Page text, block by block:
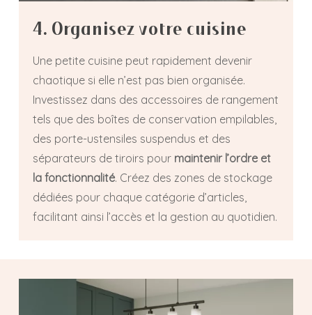
4. Organisez votre cuisine
Une petite cuisine peut rapidement devenir
chaotique si elle n’est pas bien organisée.
Investissez dans des accessoires de rangement
tels que des boîtes de conservation empilables,
des porte-ustensiles suspendus et des
séparateurs de tiroirs pour maintenir l’ordre et
la fonctionnalité. Créez des zones de stockage
dédiées pour chaque catégorie d’articles,
facilitant ainsi l’accès et la gestion au quotidien.